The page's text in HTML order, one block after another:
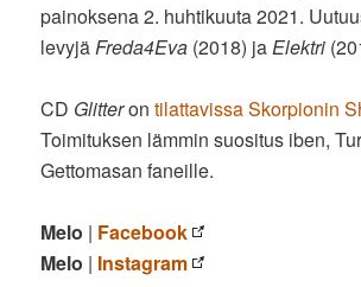
painoksena 2. huhtikuuta 2021.
levyjäFreda4Eva (2018) jaElektri
CD Glitterontilattavissa Skorpionin
Toimituksen lämmin suositus iben,
Gettomasan faneille.
Melo | Facebook
Melo | Instagram